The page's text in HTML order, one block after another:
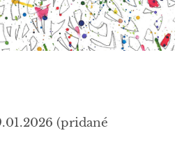
(pridané